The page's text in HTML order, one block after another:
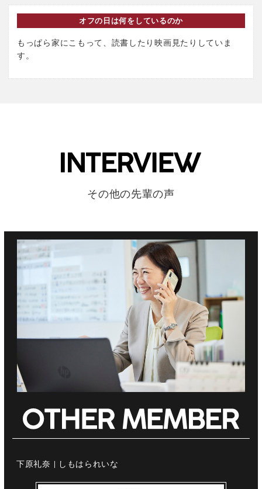
オフの日は何をしているのか
もっぱら家にこもって、読書したり映画見たりしていま
す。
その他の先輩の声
下原礼奈 | しもはられいな